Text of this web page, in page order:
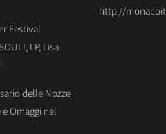
Festival
LP, Lisa
delle Nozze
Omaggi nel
http://